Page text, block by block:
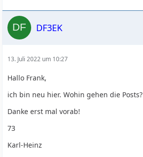
DF3EK
13. Juli 2022 um 10:27
Hallo Frank,
ich bin neu hier. Wohin gehen die Posts?
Danke erst mal vorab!
73
Karl-Heinz